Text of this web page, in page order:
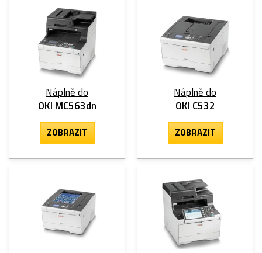
Náplně do
OKI MC563dn
ZOBRAZIT
Náplně do
OKI C532
ZOBRAZIT